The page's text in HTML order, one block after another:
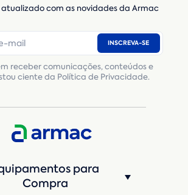
com as novidades da Armac
INSCREVA-SE
receber comunicações, conteúdos e
ciente da Política de Privacidade.
para
Compra
Estadual(Produtor Rural)
CPF - Produtor rural*